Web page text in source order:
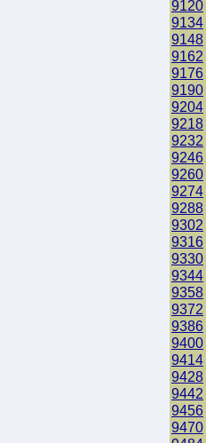
9120
9134
9148
9162
9176
9190
9204
9218
9232
9246
9260
9274
9288
9302
9316
9330
9344
9358
9372
9386
9400
9414
9428
9442
9456
9470